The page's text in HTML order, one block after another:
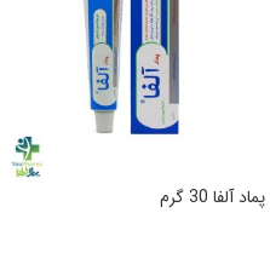
پماد آلفا 30 گرم